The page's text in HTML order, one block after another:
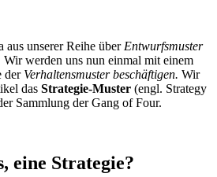
unserer Reihe über Entwurfsmuster
Wir werden uns nun einmal mit einem
der Verhaltensmuster beschäftigen. Wir
das Strategie-Muster (engl. Strategy
Sammlung der Gang of Four.
eine Strategie?